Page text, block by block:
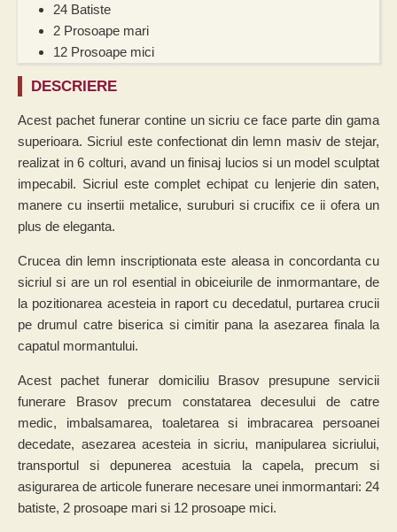
24 Batiste
2 Prosoape mari
12 Prosoape mici
DESCRIERE
Acest pachet funerar contine un sicriu ce face parte din gama
superioara. Sicriul este confectionat din lemn masiv de stejar,
realizat in 6 colturi, avand un finisaj lucios si un model sculptat
impecabil. Sicriul este complet echipat cu lenjerie din saten,
manere cu insertii metalice, suruburi si crucifix ce ii ofera un
plus de eleganta.
Crucea din lemn inscriptionata este aleasa in concordanta cu
sicriul si are un rol esential in obiceiurile de inmormantare, de
la pozitionarea acesteia in raport cu decedatul, purtarea crucii
pe drumul catre biserica si cimitir pana la asezarea finala la
capatul mormantului.
Acest pachet funerar domiciliu Brasov presupune servicii
funerare Brasov precum constatarea decesului de catre
medic, imbalsamarea, toaletarea si imbracarea persoanei
decedate, asezarea acesteia in sicriu, manipularea sicriului,
transportul si depunerea acestuia la capela, precum si
asigurarea de articole funerare necesare unei inmormantari: 24
batiste, 2 prosoape mari si 12 prosoape mici.